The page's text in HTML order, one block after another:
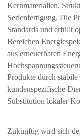
Kernmaterialien,
Serienfertigung. Die
Standards und erfüllt
Bereichen
aus erneuerbaren
Produkte durch
kundenspezifische
Substitution lokaler
Zukünftig wird sich